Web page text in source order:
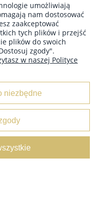
2 cm
21,99 zł
srebrny 2 cm
21,99 zł
umożliwiają
nam dostosować
zaakceptować
tych plików i przejść
plików do swoich
zgody".
w naszej Polityce
niezbędne